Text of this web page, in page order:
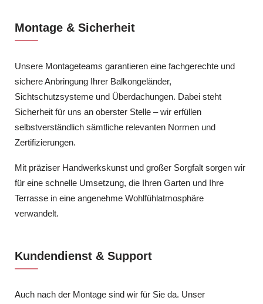
Montage & Sicherheit
Unsere Montageteams garantieren eine fachgerechte und
sichere Anbringung Ihrer Balkongeländer,
Sichtschutzsysteme und Überdachungen. Dabei steht
Sicherheit für uns an oberster Stelle – wir erfüllen
selbstverständlich sämtliche relevanten Normen und
Zertifizierungen.
Mit präziser Handwerkskunst und großer Sorgfalt sorgen wir
für eine schnelle Umsetzung, die Ihren Garten und Ihre
Terrasse in eine angenehme Wohlfühlatmosphäre
verwandelt.
Kundendienst & Support
Auch nach der Montage sind wir für Sie da. Unser